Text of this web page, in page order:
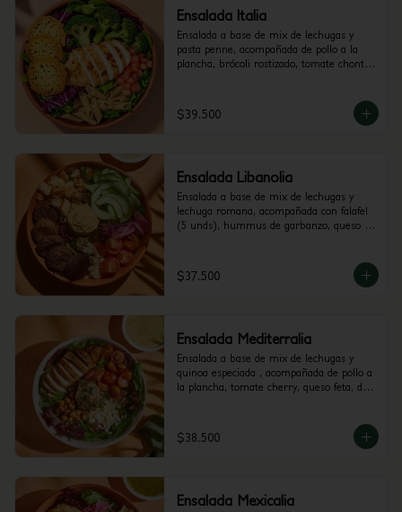
Ensalada Italia
Ensalada a base de mix de lechugas y
pasta penne, acompañada de pollo a la
plancha, brócoli rostizado, tomate chonto
$39.500
Ensalada Libanolia
Ensalada a base de mix de lechugas y
lechuga romana, acompañada con falafel
(5 unds), hummus de garbanzo, queso
Recomendada con vinagreta Libanesa.
$37.500
Ensalada Mediterralia
Ensalada a base de mix de lechugas y
quinoa especiada , acompañada de pollo a
la plancha, tomate cherry, queso feta, dip
$38.500
Ensalada Mexicalia